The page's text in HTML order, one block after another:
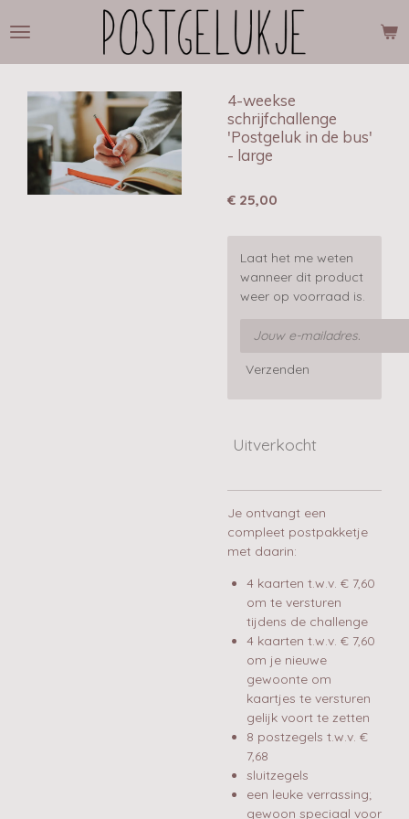
direct
hoofdinhoud
4-weekse
schrijfchallenge
'Postgeluk in de bus'
- large
€ 25,00
Laat het me weten
wanneer dit product
weer op voorraad is.
Verzenden
Uitverkocht
Je ontvangt een
compleet postpakketje
met daarin:
4 kaarten t.w.v. € 7,60
om te versturen
tijdens de challenge
4 kaarten t.w.v. € 7,60
om je nieuwe
gewoonte om
kaartjes te versturen
gelijk voort te zetten
8 postzegels t.w.v. €
7,68
sluitzegels
een leuke verrassing;
gewoon speciaal voor